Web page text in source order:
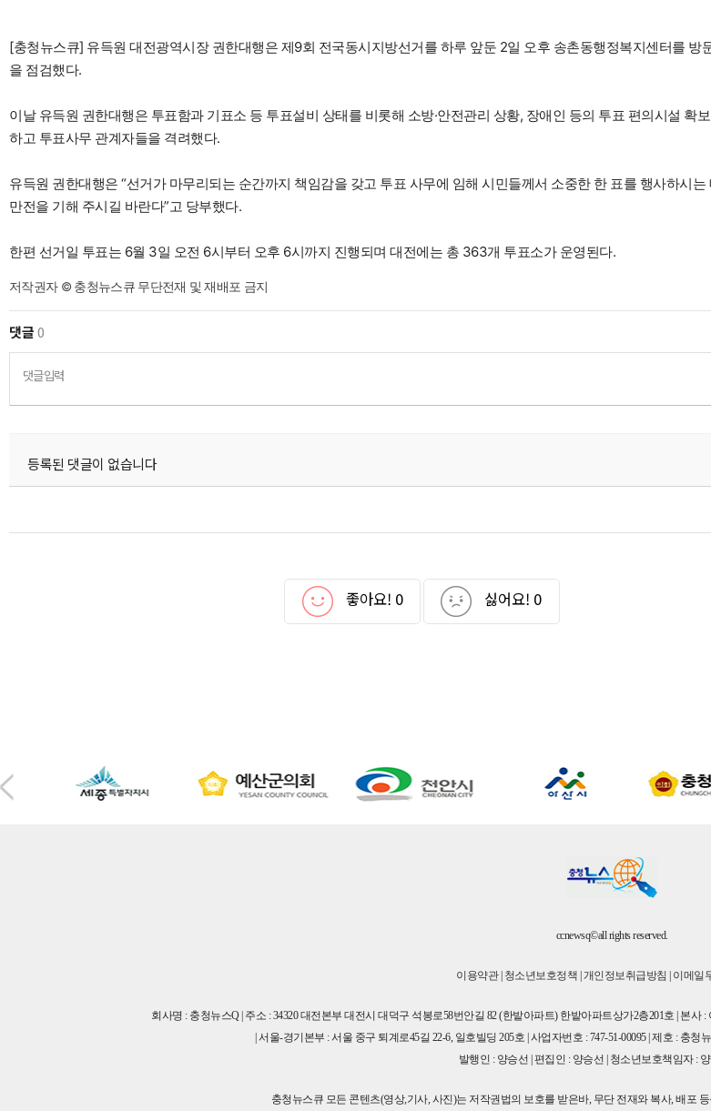
[충청뉴스큐] 유득원 대전광역시장 권한대행은 제9회 전국동시지방선거를 하루 앞둔 2일 오후 송촌동행정복지센터를 방
을 점검했다.
이날 유득원 권한대행은 투표함과 기표소 등 투표설비 상태를 비롯해 소방·안전관리 상황, 장애인 등의 투표 편의시설 확
하고 투표사무 관계자들을 격려했다.
유득원 권한대행은 “선거가 마무리되는 순간까지 책임감을 갖고 투표 사무에 임해 시민들께서 소중한 한 표를 행사하시는
만전을 기해 주시길 바란다”고 당부했다.
한편 선거일 투표는 6월 3일 오전 6시부터 오후 6시까지 진행되며 대전에는 총 363개 투표소가 운영된다.
저작권자 © 충청뉴스큐 무단전재 및 재배포 금지
댓글0
댓글입력
등록된 댓글이 없습니다
좋아요! 0 싫어요! 0
ccnewsq©all rights reserved.
이용약관| 청소년보호정책 | 개인정보취급방침 | 이메일
회사명 : 충청뉴스Q | 주소 : 34320 대전본부 대전시 대덕구 석봉로58번안길 82 (한밭아파트) 한밭아파트상가2층201호 | 본사
| 서울-경기본부 : 서울 중구 퇴계로45길 22-6, 일호빌딩 205호 | 사업자번호 : 747-51-00095 | 제호 : 충청
발행인 : 양승선 | 편집인 : 양승선 | 청소년보호책임자 :
충청뉴스큐 모든 콘텐츠(영상,기사, 사진)는 저작권법의 보호를 받은